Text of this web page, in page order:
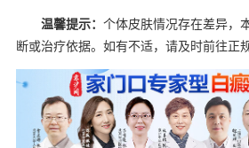
温馨提示： 个体皮肤情况存在差异，
断或治疗依据。如有不适，请及时前往正